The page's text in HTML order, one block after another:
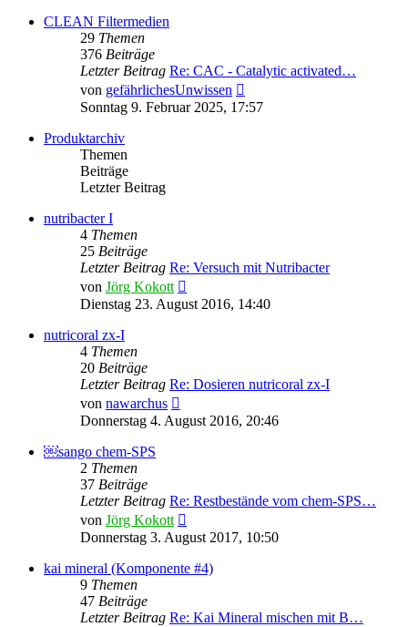
CLEAN Filtermedien
29 Themen
376 Beiträge
Letzter Beitrag Re: CAC - Catalytic activated…
von gefährlichesUnwissen
Beitrag
Sonntag 9. Februar 2025, 17:57
Produktarchiv
Themen
Beiträge
Letzter Beitrag
nutribacter I
4 Themen
25 Beiträge
Letzter Beitrag Re: Versuch mit Nutribacter
von Jörg Kokott
Beitrag
Dienstag 23. August 2016, 14:40
nutricoral zx-I
4 Themen
20 Beiträge
Letzter Beitrag Re: Dosieren nutricoral zx-I
von nawarchus
Beitrag
Donnerstag 4. August 2016, 20:46
￼sango chem-SPS
2 Themen
37 Beiträge
Letzter Beitrag Re: Restbestände vom chem-SPS…
von Jörg Kokott
Beitrag
Donnerstag 3. August 2017, 10:50
kai mineral (Komponente #4)
9 Themen
47 Beiträge
Letzter Beitrag Re: Kai Mineral mischen mit B…